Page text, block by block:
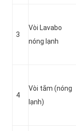
3
Vòi Lavabo
nóng lạnh
4
Vòi tắm (nóng
lạnh)